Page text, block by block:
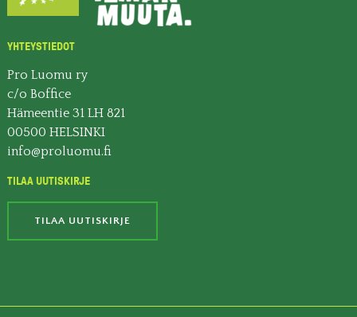
YHTEYSTIEDOT
Pro Luomu ry
c/o Boffice
Hämeentie 31 LH 821
00500 HELSINKI
info@proluomu.fi
TILAA UUTISKIRJE
TILAA UUTISKIRJE